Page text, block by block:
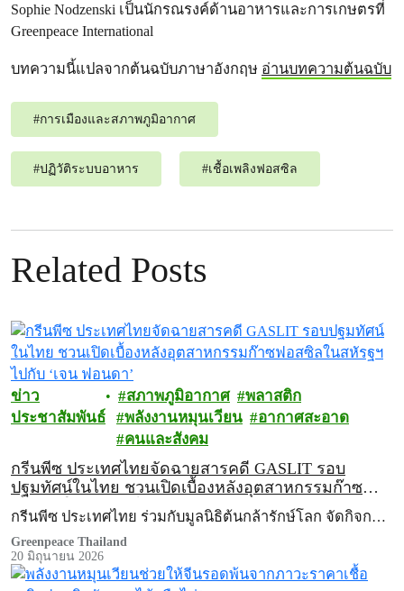
Sophie Nodzenski เป็นนักรณรงค์ด้านอาหารและการเกษตรที่
Greenpeace International
บทความนี้แปลจากต้นฉบับภาษาอังกฤษ อ่านบทความต้นฉบับ
#การเมืองและสภาพภูมิอากาศ
#ปฏิวัติระบบอาหาร #เชื้อเพลิงฟอสซิล
Related Posts
ข่าว
ประชาสัมพันธ์
สภาพภูมิอากาศ
พลาสติก
พลังงานหมุนเวียน
อากาศสะอาด
คนและสังคม
กรีนพีซ ประเทศไทยจัดฉายสารคดี GASLIT รอบ
ปฐมทัศน์ในไทย ชวนเปิดเบื้องหลังอุตสาหกรรมก๊าซ
ฟอสซิลในสหัรฐฯ ไปกับ ‘เจน ฟอนดา’
กรีนพีซ ประเทศไทย ร่วมกับมูลนิธิต้นกล้ารักษ์โลก จัดกิจก…
Greenpeace Thailand
20 มิถุนายน 2026